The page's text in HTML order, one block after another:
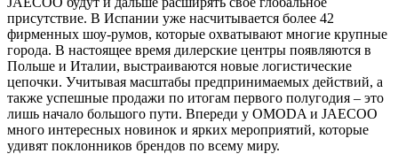
присутствие. В Испании уже насчитывается более 42
фирменных шоу-румов, которые охватывают многие крупные
города. В настоящее время дилерские центры появляются в
Польше и Италии, выстраиваются новые логистические
цепочки. Учитывая масштабы предпринимаемых действий, а
также успешные продажи по итогам первого полугодия – это
лишь начало большого пути. Впереди у OMODA и JAECOO
много интересных новинок и ярких мероприятий, которые
удивят поклонников брендов по всему миру.